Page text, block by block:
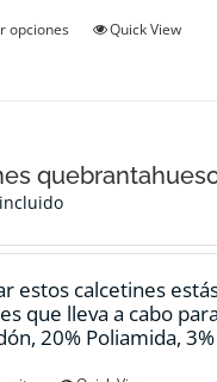
opciones
Este
opciones
elegir
la
página
de
Quick View
estos calcetines
que lleva a cabo
20% Poliamida,